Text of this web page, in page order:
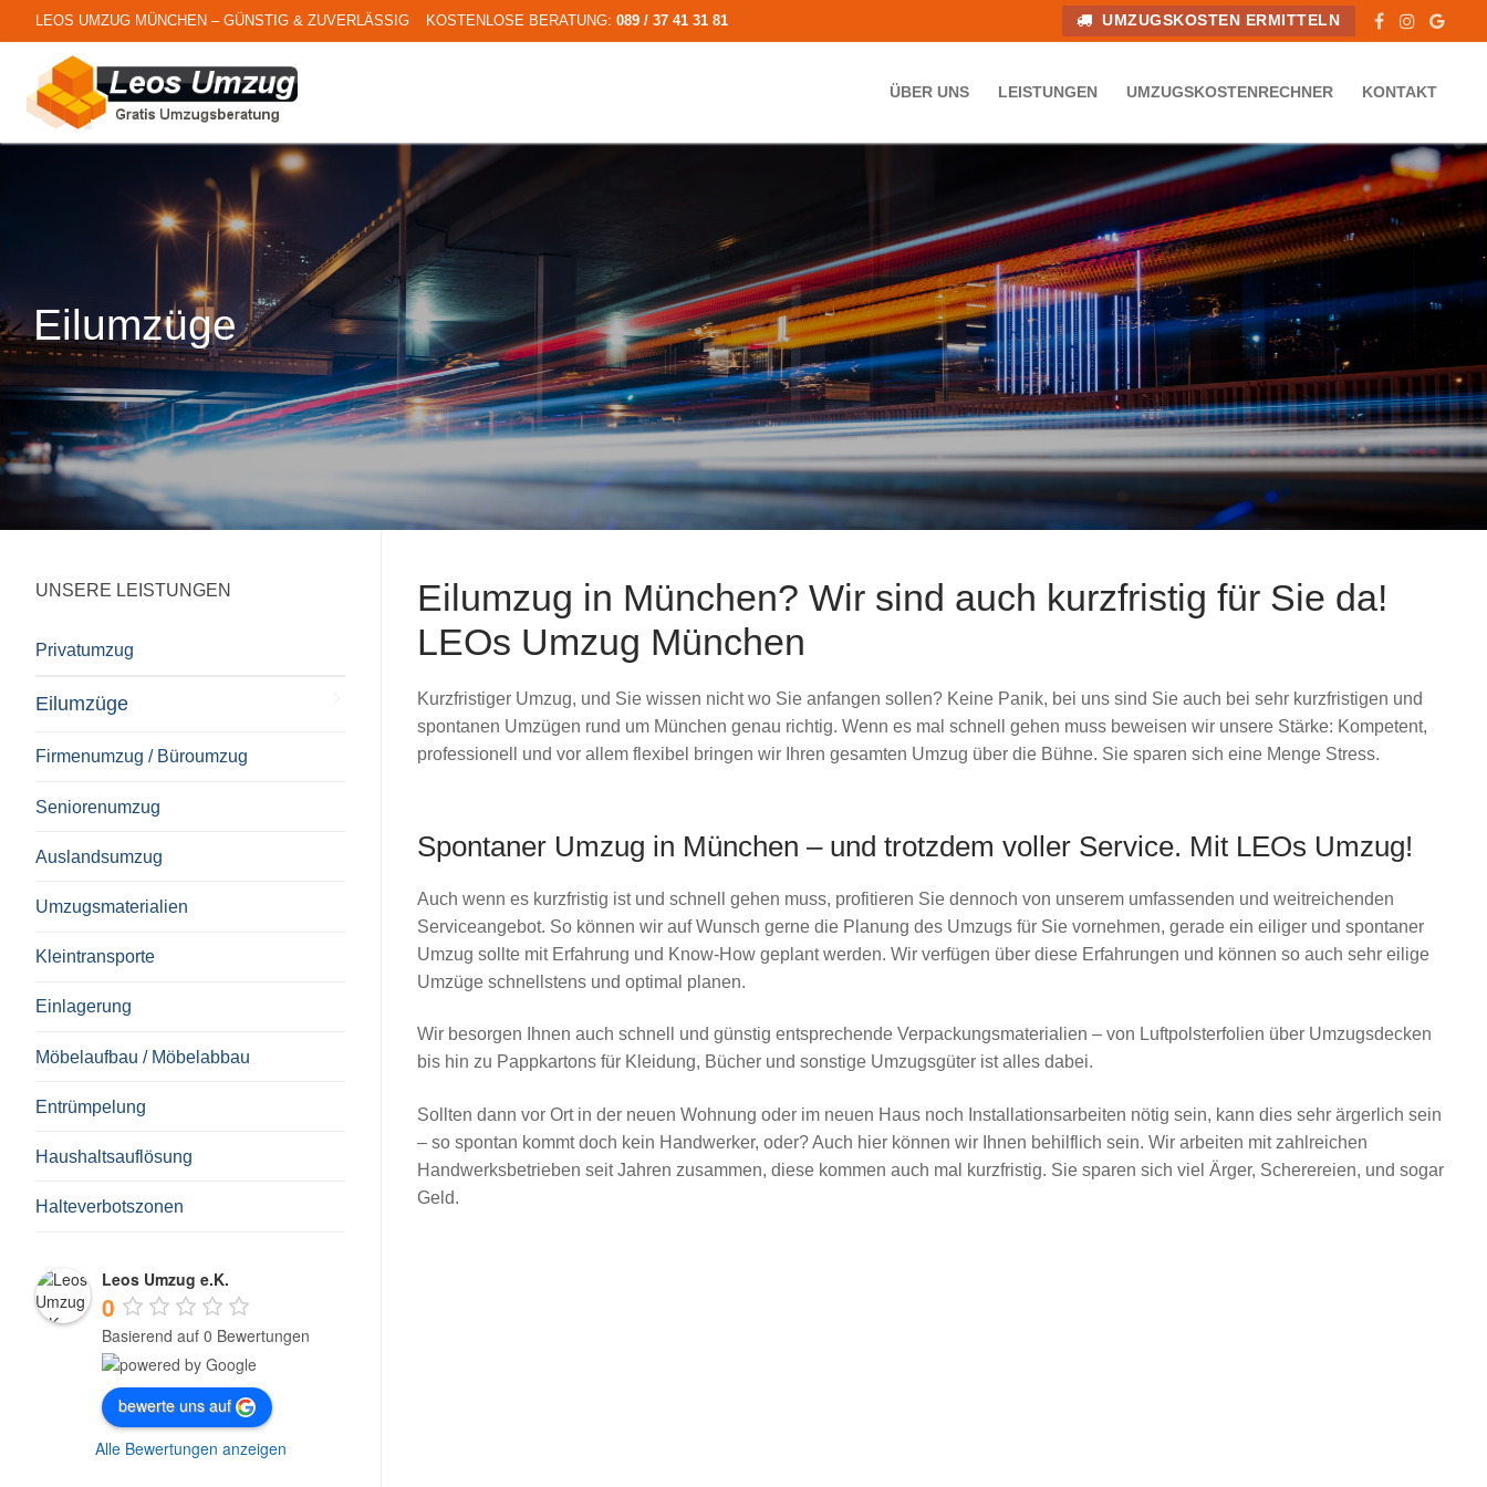
Inhalt
springen
LEOS UMZUG MÜNCHEN – GÜNSTIG & ZUVERLÄSSIG KOSTENLOSE BERATUNG: 089 / 37 41 31 81 UMZUGSKOSTEN ERMITTELN
ÜBER UNS LEISTUNGEN UMZUGSKOSTENRECHNER KONTAKT
Eilumzüge
Eilumzug in München? Wir sind auch kurzfristig für Sie da!
LEOs Umzug München
Kurzfristiger Umzug, und Sie wissen nicht wo Sie anfangen sollen? Keine Panik, bei uns sind Sie auch bei sehr kurzfristigen und
spontanen Umzügen rund um München genau richtig. Wenn es mal schnell gehen muss beweisen wir unsere Stärke: Kompetent,
professionell und vor allem flexibel bringen wir Ihren gesamten Umzug über die Bühne. Sie sparen sich eine Menge Stress.
Spontaner Umzug in München – und trotzdem voller Service. Mit LEOs Umzug!
Auch wenn es kurzfristig ist und schnell gehen muss, profitieren Sie dennoch von unserem umfassenden und weitreichenden
Serviceangebot. So können wir auf Wunsch gerne die Planung des Umzugs für Sie vornehmen, gerade ein eiliger und spontaner
Umzug sollte mit Erfahrung und Know-How geplant werden. Wir verfügen über diese Erfahrungen und können so auch sehr eilige
Umzüge schnellstens und optimal planen.
Wir besorgen Ihnen auch schnell und günstig entsprechende Verpackungsmaterialien – von Luftpolsterfolien über Umzugsdecken
bis hin zu Pappkartons für Kleidung, Bücher und sonstige Umzugsgüter ist alles dabei.
Sollten dann vor Ort in der neuen Wohnung oder im neuen Haus noch Installationsarbeiten nötig sein, kann dies sehr ärgerlich sein
– so spontan kommt doch kein Handwerker, oder? Auch hier können wir Ihnen behilflich sein. Wir arbeiten mit zahlreichen
Handwerksbetrieben seit Jahren zusammen, diese kommen auch mal kurzfristig. Sie sparen sich viel Ärger, Scherereien, und sogar
Geld.
UNSERE LEISTUNGEN
Privatumzug
Eilumzüge
Firmenumzug / Büroumzug
Seniorenumzug
Auslandsumzug
Umzugsmaterialien
Kleintransporte
Einlagerung
Möbelaufbau / Möbelabbau
Entrümpelung
Haushaltsauflösung
Halteverbotszonen
Leos Umzug e.K.
0
Basierend auf 0 Bewertungen
bewerte uns auf
Alle Bewertungen anzeigen